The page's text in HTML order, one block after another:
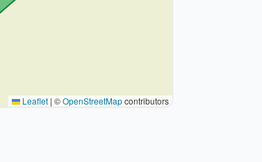
Leaflet | ©OpenStreetMapcontributors